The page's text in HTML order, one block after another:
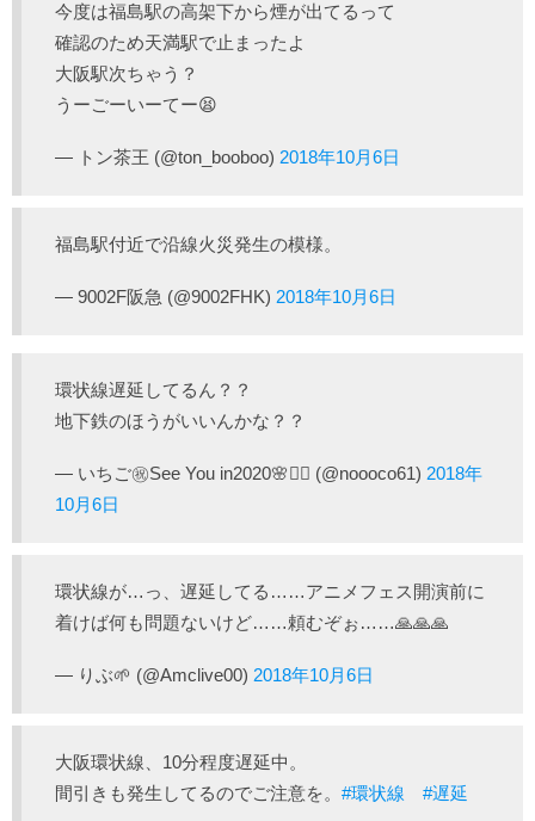
今度は福島駅の高架下から煙が出てるって
確認のため天満駅で止まったよ
大阪駅次ちゃう？
うーごーいーてー😫
— トン茶王 (@ton_booboo) 2018年10月6日
福島駅付近で沿線火災発生の模様。
— 9002F阪急 (@9002FHK) 2018年10月6日
環状線遅延してるん？？
地下鉄のほうがいいんかな？？
— いちご㊗️See You in2020🌸🏊‍♂️ (@noooco61) 2018年
10月6日
環状線が…っ、遅延してる……アニメフェス開演前に
着けば何も問題ないけど……頼むぞぉ……🙏🙏🙏
— りぶ🌱 (@Amclive00) 2018年10月6日
大阪環状線、10分程度遅延中。
間引きも発生してるのでご注意を。 #環状線 #遅延